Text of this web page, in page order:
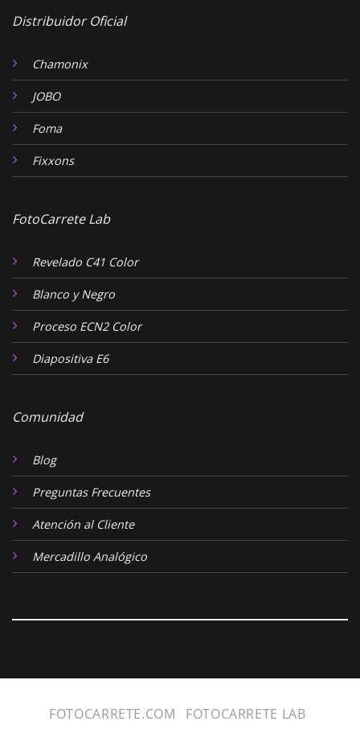
Distribuidor Oficial
Chamonix
JOBO
Foma
Fixxons
FotoCarrete Lab
Revelado C41 Color
Blanco y Negro
Proceso ECN2 Color
Diapositiva E6
Comunidad
Blog
Preguntas Frecuentes
Atención al Cliente
Mercadillo Analógico
FOTOCARRETE.COM FOTOCARRETE LAB